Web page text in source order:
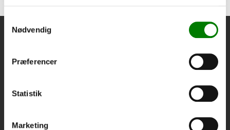
Nødvendig
Præferencer
Statistik
Marketing